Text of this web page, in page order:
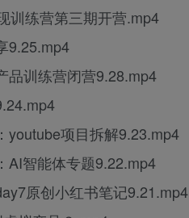
练营第三期开营.mp4
9.25.mp4
训练营闭营9.28.mp4
项目拆解9.23.mp4
智能体专题9.22.mp4
原创小红书笔记9.21.mp4